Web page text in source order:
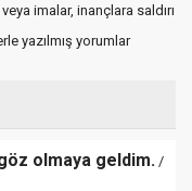
imalar, inançlara saldırı
yazılmış yorumlar
olmaya geldim. /